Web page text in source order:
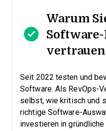
Warum
Seit 2022 testen und
Software. Als RevOps-
selbst, wie kritisch und
richtige Software-
investieren in